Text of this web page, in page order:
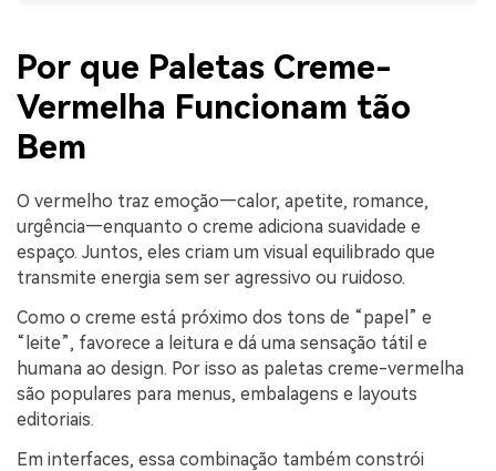
Por que Paletas Creme-
Vermelha Funcionam tão
Bem
O vermelho traz emoção—calor, apetite, romance,
urgência—enquanto o creme adiciona suavidade e
espaço. Juntos, eles criam um visual equilibrado que
transmite energia sem ser agressivo ou ruidoso.
Como o creme está próximo dos tons de “papel” e
“leite”, favorece a leitura e dá uma sensação tátil e
humana ao design. Por isso as paletas creme-vermelha
são populares para menus, embalagens e layouts
editoriais.
Em interfaces, essa combinação também constrói